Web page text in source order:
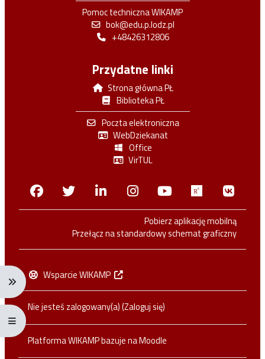
Rozwiń menu nawigacji: Ctrl + Alt + →
Rozwiń menu pełnoekranowe: Ctrl + Alt + f
Pomoc techniczna WIKAMP
bok@edu.p.lodz.pl
+48426312806
Przydatne linki
Strona główna PŁ
Biblioteka PŁ
Poczta elektroniczna
WebDziekanat
Office
VirTUL
FacebookTwitterLinkedinInstagram
Youtube
Pobierz aplikację mobilną
Przełącz na standardowy schemat graficzny
Wsparcie WIKAMP
Nie jesteś zalogowany(a) (Zaloguj się)
Platforma WIKAMP bazuje naMoodle